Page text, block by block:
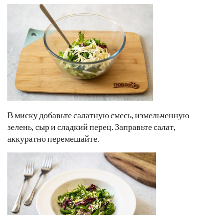
В миску добавьте салатную смесь, измельченную
зелень, сыр и сладкий перец. Заправьте салат,
аккуратно перемешайте.